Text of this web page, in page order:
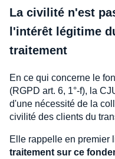
La civilité n'est
l'intérêt légitime
traitement
En ce qui concerne le
(RGPD art. 6, 1°-f), la
d'une nécessité de la
civilité des clients du
Elle rappelle en
traitement sur ce